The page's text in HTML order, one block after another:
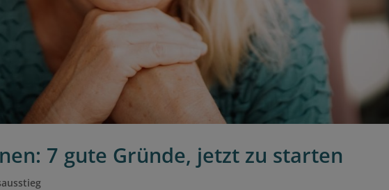
7 gute Gründe, jetzt zu starten